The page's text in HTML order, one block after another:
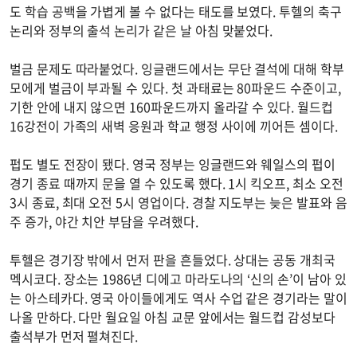
도 학습 공백을 가볍게 볼 수 없다는 태도를 보였다. 투헬의 축구
논리와 정부의 출석 논리가 같은 날 아침 맞붙었다.
벌금 문제도 따라붙었다. 잉글랜드에서는 무단 결석에 대해 학부
모에게 벌금이 부과될 수 있다. 첫 과태료는 80파운드 수준이고,
기한 안에 내지 않으면 160파운드까지 올라갈 수 있다. 월드컵
16강전이 가족의 새벽 응원과 학교 행정 사이에 끼어든 셈이다.
펍도 별도 전장이 됐다. 영국 정부는 잉글랜드와 웨일스의 펍이
경기 종료 때까지 문을 열 수 있도록 했다. 1시 킥오프, 최소 오전
3시 종료, 최대 오전 5시 영업이다. 경찰 지도부는 늦은 발표와 음
주 증가, 야간 치안 부담을 우려했다.
투헬은 경기장 밖에서 먼저 판을 흔들었다. 상대는 공동 개최국
멕시코다. 장소는 1986년 디에고 마라도나의 ‘신의 손’이 남아 있
는 아스테카다. 영국 아이들에게도 역사 수업 같은 경기라는 말이
나올 만하다. 다만 월요일 아침 교문 앞에서는 월드컵 감성보다
출석부가 먼저 펼쳐진다.